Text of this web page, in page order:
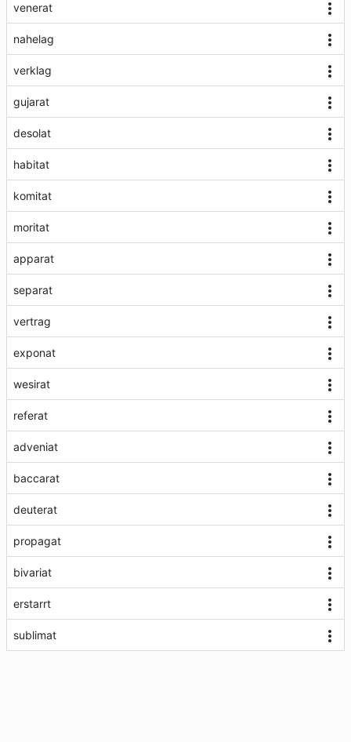
venerat
nahelag
verklag
gujarat
desolat
habitat
komitat
moritat
apparat
separat
vertrag
exponat
wesirat
referat
adveniat
baccarat
deuterat
propagat
bivariat
erstarrt
sublimat